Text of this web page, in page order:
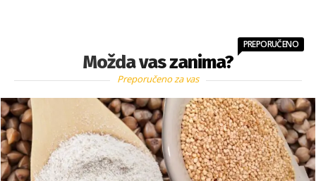
Možda vas zanima?
PREPORUČENO
Preporučeno za vas